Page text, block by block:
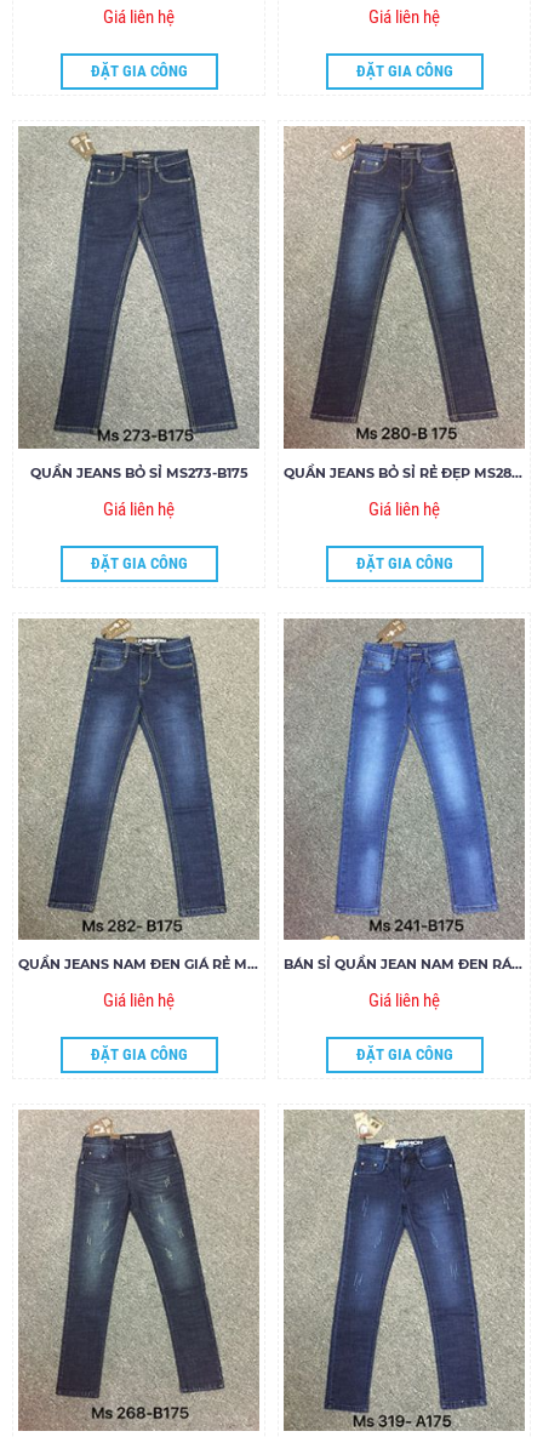
Giá liên hệ
ĐẶT GIA CÔNG
Giá liên hệ
ĐẶT GIA CÔNG
QUẦN JEANS BỎ SỈ MS273-B175
Giá liên hệ
ĐẶT GIA CÔNG
QUẦN JEANS BỎ SỈ RẺ ĐẸP MS280-B175
Giá liên hệ
ĐẶT GIA CÔNG
QUẦN JEANS NAM ĐEN GIÁ RẺ MS282-B175
Giá liên hệ
ĐẶT GIA CÔNG
BÁN SỈ QUẦN JEAN NAM ĐEN RÁCH MS241-H175
Giá liên hệ
ĐẶT GIA CÔNG